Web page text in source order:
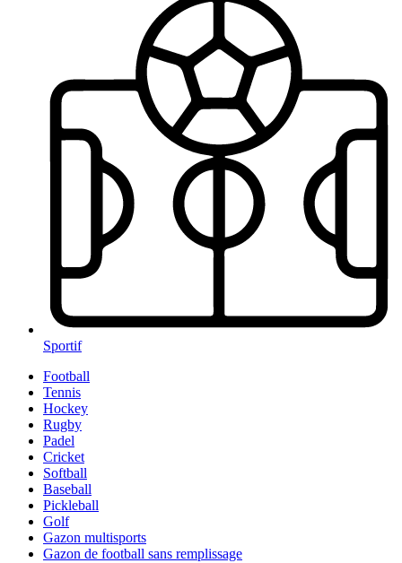
Sportif
Football
Tennis
Hockey
Rugby
Padel
Cricket
Softball
Baseball
Pickleball
Golf
Gazon multisports
Gazon de football sans remplissage